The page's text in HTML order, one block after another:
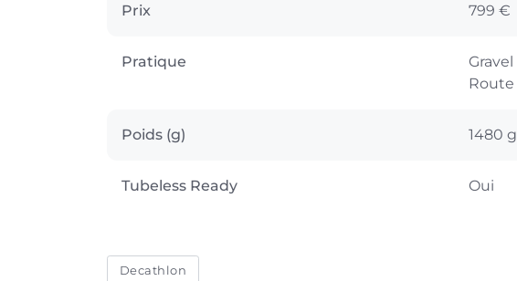
Prix 799 €
Pratique
Gravel
Route
Poids (g) 1480 g
Tubeless Ready Oui
Decathlon